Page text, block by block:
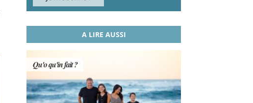
A LIRE AUSSI
Qu'o qu'in fait ?